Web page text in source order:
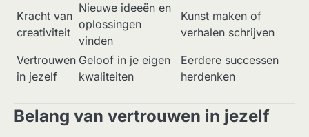
Kracht van
creativiteit
Nieuwe ideeën en
oplossingen
vinden
Kunst maken of
verhalen schrijven
Vertrouwen
in jezelf
Geloof in je eigen
kwaliteiten
Eerdere successen
herdenken
Belang van vertrouwen in jezelf